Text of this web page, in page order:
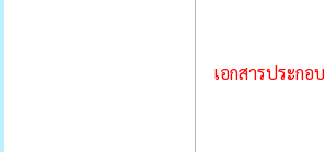
เอกสารประกอบ